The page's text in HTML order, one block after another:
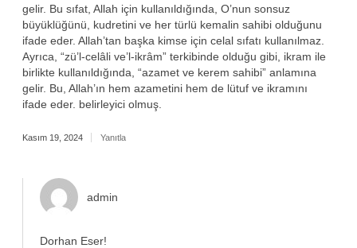
gelir. Bu sıfat, Allah için kullanıldığında, O’nun sonsuz
büyüklüğünü, kudretini ve her türlü kemalin sahibi olduğunu
ifade eder. Allah’tan başka kimse için celal sıfatı kullanılmaz.
Ayrıca, “zü’l-celâli ve’l-ikrâm” terkibinde olduğu gibi, ikram ile
birlikte kullanıldığında, “azamet ve kerem sahibi” anlamına
gelir. Bu, Allah’ın hem azametini hem de lütuf ve ikramını
ifade eder. belirleyici olmuş.
Kasım 19, 2024 Yanıtla
admin
Dorhan Eser!